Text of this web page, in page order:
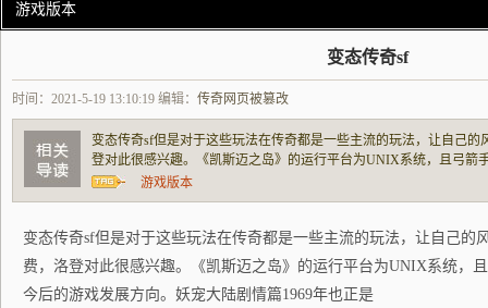
游戏版本
变态传奇sf
时间：2021-5-19 13:10:19 编辑： 传奇网页被篡改
变态传奇sf但是对于这些玩法在传奇都是一些主流的玩法，让自己
登对此很感兴趣。《凯斯迈之岛》的运行平台为UNIX系统，且弓箭
发展方向。妖宠大陆剧情篇1969年也正是ARPAnet（
大家知道，因为道士不能在段时间里面杀的死
游戏版本
变态传奇sf但是对于这些玩法在传奇都是一些主流的玩法，让自己的
费，洛登对此很感兴趣。《凯斯迈之岛》的运行平台为UNIX系统，
今后的游戏发展方向。妖宠大陆剧情篇1969年也正是